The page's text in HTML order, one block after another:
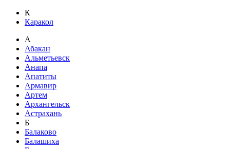
К
Каракол
А
Абакан
Альметьевск
Анапа
Апатиты
Армавир
Артем
Архангельск
Астрахань
Б
Балаково
Балашиха